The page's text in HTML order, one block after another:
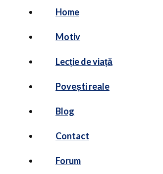
Home
Motiv
Lecție de viață
Povești reale
Blog
Contact
Forum